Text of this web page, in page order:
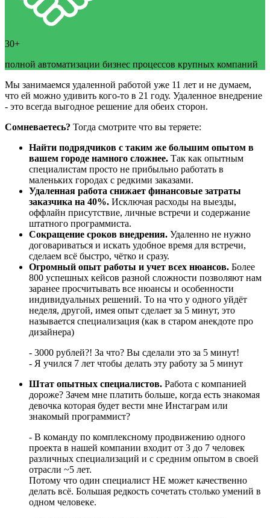
30+
полной автоматизации бизнес процессов крупных компаний
Мы занимаемся удаленной работой уже 11 лет и не думаем,
что ей можно удивить кого-то в 21 году. Удаленное внедрение
- это всегда выгодное решение для обеих сторон.
Сомневаетесь? Тогда смотрите что вы теряете:
Найти подрядчиков с таким же большим опытом в
вашем городе намного сложнее. Так как опытным
специалистам просто не прибыльно работать в
маленьких городах с редкими заказами.
Удаленная работа снижает финансовые затраты
заказчика на 40%. Исключая расходы на выезды,
оффлайн присутствие, личные встречи и содержание
штатного программиста.
Сокращение сроков внедрения. Удаленно не нужно
договариваться и искать удобное время для встречи,
сделаем всё быстро, чётко и сразу.
Огромный опыт работы и учет всех нюансов. Более
800 успешных кейсов разной сложности позволяют нам
заранее просчитывать все нюансы и особенности
индивидуальных решений. То на что у одного уйдёт
неделя, другой, имея опыт сделает за 5 минут, это
называется специализация (как в старом анекдоте про
дизайнера)
- 3000 рублей?! За что? Вы сделали это за 5 минут!
- Я учился 7 лет чтобы делать эту работу за 5 минут
Штат опытных специалистов. Работа с компанией
дороже? Зачем мне платить больше, когда есть знакомая
девочка которая будет вести мне Инстаграм или
знакомый программист?
- В команду по комплексному продвижению одного
проекта в нашей компании входит от 3 до 7 человек
различных специализаций и с средним опытом в своей
отрасли ~5 лет.
Потому что один специалист НЕ может качественно
делать всё. Большая редкость сочетать столько умений в
одном человеке.